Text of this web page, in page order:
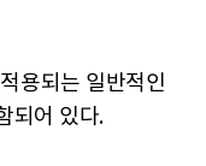
용되는 일반적인
되어 있다.